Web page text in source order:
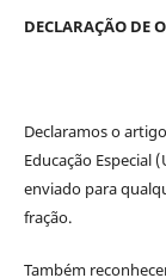
DECLARAÇÃO DE
Declaramos o
Educação Especial
enviado para
fração.
Também